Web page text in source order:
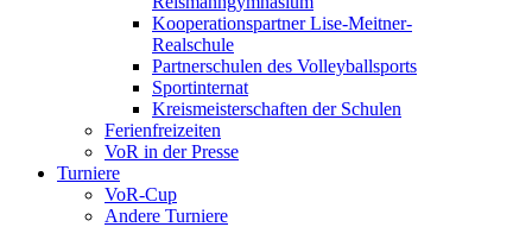
Kooperationspartner Lise-Meitner-
Realschule
Partnerschulen des Volleyballsports
Sportinternat
Kreismeisterschaften der Schulen
Ferienfreizeiten
VoR in der Presse
Turniere
VoR-Cup
Andere Turniere